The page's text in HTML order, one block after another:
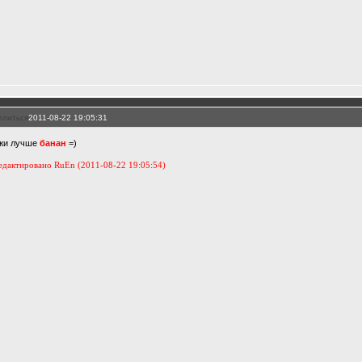
2011-08-22 19:05:31
лучшебанан =)
RuEn (2011-08-22 19:05:54)